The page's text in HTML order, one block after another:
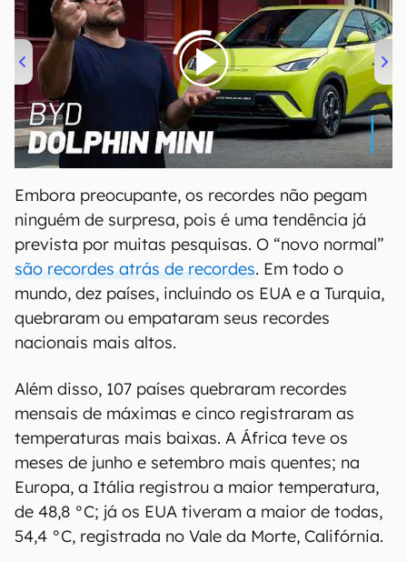
00:00/04:07
Embora preocupante, os recordes não pegam
ninguém de surpresa, pois é uma tendência já
prevista por muitas pesquisas. O “novo normal”
são recordes atrás de recordes. Em todo o
mundo, dez países, incluindo os EUA e a Turquia,
quebraram ou empataram seus recordes
nacionais mais altos.
Além disso, 107 países quebraram recordes
mensais de máximas e cinco registraram as
temperaturas mais baixas. A África teve os
meses de junho e setembro mais quentes; na
Europa, a Itália registrou a maior temperatura,
de 48,8 °C; já os EUA tiveram a maior de todas,
54,4 °C, registrada no Vale da Morte, Califórnia.